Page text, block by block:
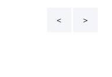
＜ ＞